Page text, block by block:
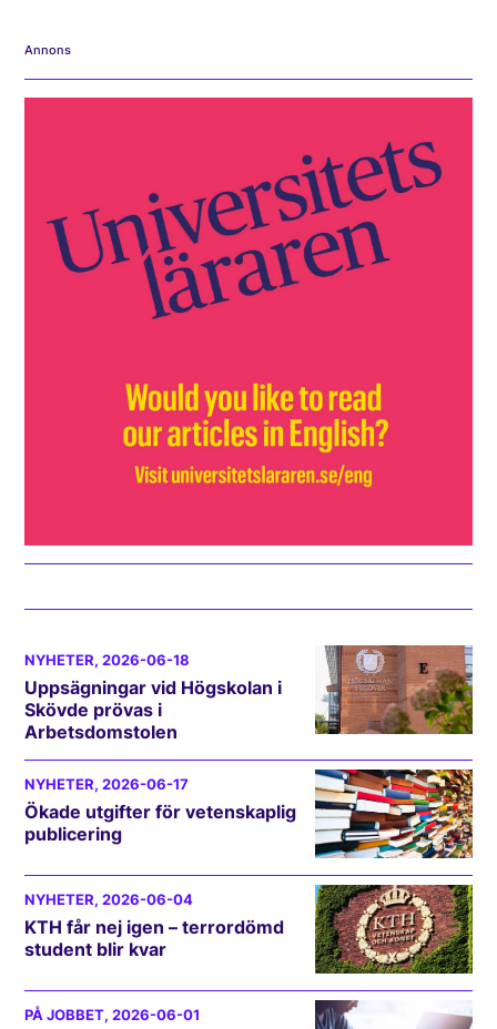
Annons
NYHETER, 2026-06-18
Uppsägningar vid Högskolan i
Skövde prövas i
Arbetsdomstolen
NYHETER, 2026-06-17
Ökade utgifter för vetenskaplig
publicering
NYHETER, 2026-06-04
KTH får nej igen – terrordömd
student blir kvar
PÅ JOBBET, 2026-06-01